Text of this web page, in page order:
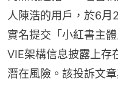
人陳浩的用戶，於6月
實名提交「小紅書主
VIE架構信息披露上存
潛在風險。該投訴文